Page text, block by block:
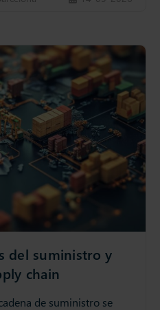
del suministro y
chain
de suministro se